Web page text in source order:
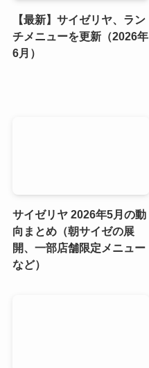
【最新】サイゼリヤ、ラン
チメニューを更新（2026年
6月）
サイゼリヤ 2026年5月の動
向まとめ（朝サイゼの展
開、一部店舗限定メニュー
など）